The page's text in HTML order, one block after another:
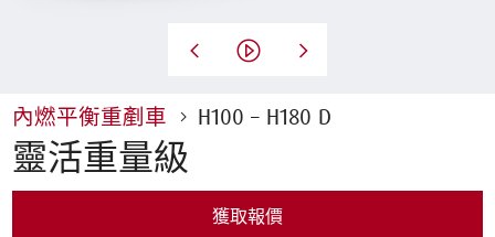
內燃平衡重剷車 H100 – H180 D
靈活重量級
獲取報價